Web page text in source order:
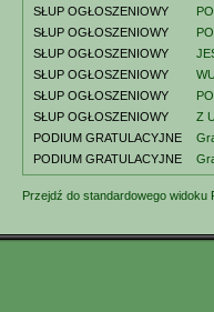
SŁUP OGŁOSZENIOWY
SŁUP OGŁOSZENIOWY
SŁUP OGŁOSZENIOWY
SŁUP OGŁOSZENIOWY
SŁUP OGŁOSZENIOWY
SŁUP OGŁOSZENIOWY
Z
PODIUM GRATULACYJNE
PODIUM GRATULACYJNE
Przejdź do standardowego widoku